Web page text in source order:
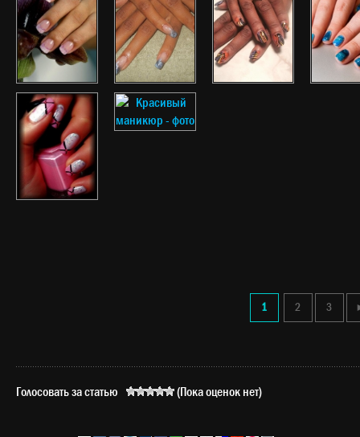
1 2 3
Голосовать за статью (Пока оценок нет)